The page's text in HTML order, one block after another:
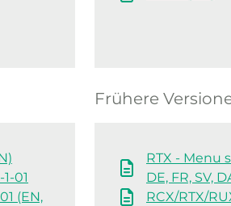
01
(EN,
Frühere
RTX - Menu
DE, FR, SV,
RCX/RTX/